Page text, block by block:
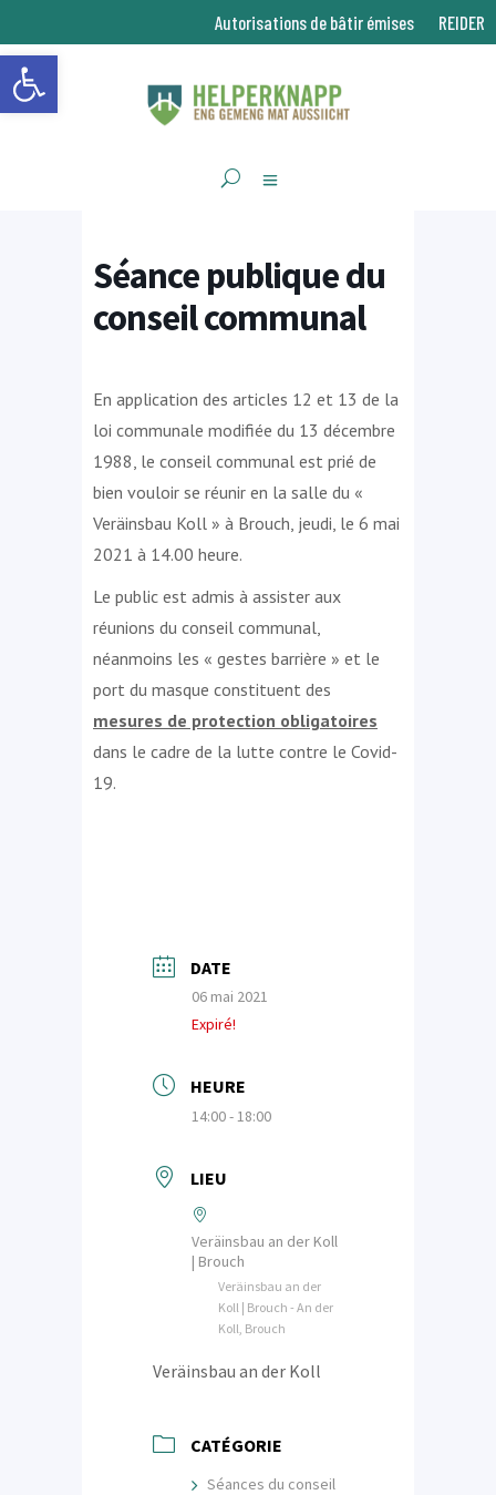
Ouvrir la barre d’outils
Autorisations de bâtir émises REIDER
Séance publique du
conseil communal
En application des articles 12 et 13 de la
loi communale modifiée du 13 décembre
1988, le conseil communal est prié de
bien vouloir se réunir en la salle du «
Veräinsbau Koll » à Brouch, jeudi, le 6 mai
2021 à 14.00 heure.
Le public est admis à assister aux
réunions du conseil communal,
néanmoins les « gestes barrière » et le
port du masque constituent des
mesures de protection obligatoires
dans le cadre de la lutte contre le Covid-
19.
DATE
06 mai 2021
Expiré!
HEURE
14:00 - 18:00
LIEU
Veräinsbau an der Koll
| Brouch
Veräinsbau an der
Koll | Brouch - An der
Koll, Brouch
Veräinsbau an der Koll
CATÉGORIE
Séances du conseil